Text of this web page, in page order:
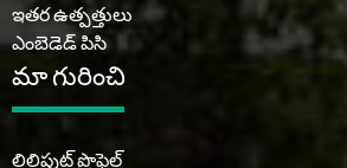
ఇతర ఉత్పత్తులు
ఎంబెడెడ్ పిసి
మా గురించి
లిల్లిపుట్ ప్రొఫైల్